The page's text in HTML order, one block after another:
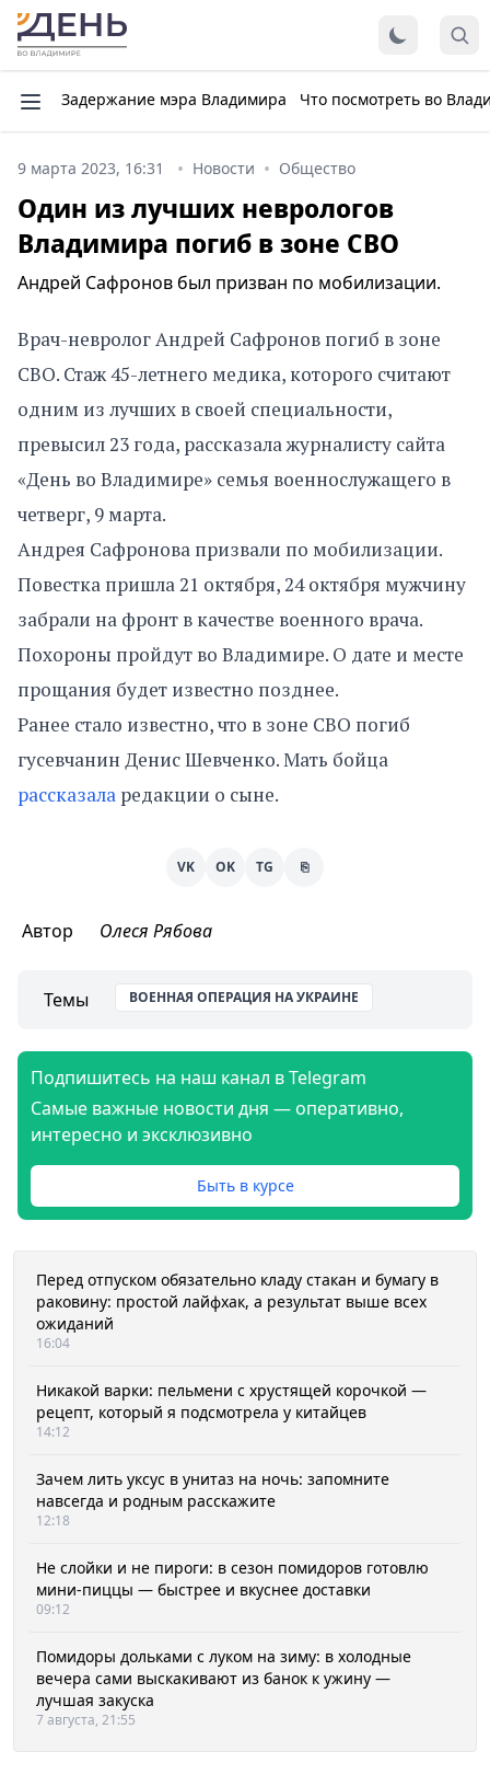
Задержание мэра Владимира Что посмотреть во
9 марта 2023, 16:31 Новости Общество
Один из лучших неврологов
Владимира погиб в зоне СВО
Андрей Сафронов был призван по мобилизации.
Врач-невролог Андрей Сафронов погиб в зоне
СВО. Стаж 45-летнего медика, которого считают
одним из лучших в своей специальности,
превысил 23 года, рассказала журналисту сайта
«День во Владимире» семья военнослужащего в
четверг, 9 марта.
Андрея Сафронова призвали по мобилизации.
Повестка пришла 21 октября, 24 октября мужчину
забрали на фронт в качестве военного врача.
Похороны пройдут во Владимире. О дате и месте
прощания будет известно позднее.
Ранее стало известно, что в зоне СВО погиб
гусевчанин Денис Шевченко. Мать бойца
рассказала редакции о сыне.
VK OK TG ⎘
Автор Олеся Рябова
Темы ВОЕННАЯ ОПЕРАЦИЯ НА УКРАИНЕ
Подпишитесь на наш канал в Telegram
Самые важные новости дня — оперативно,
интересно и эксклюзивно
Быть в курсе
Перед отпуском обязательно кладу стакан и бумагу в
раковину: простой лайфхак, а результат выше всех
ожиданий
16:04
Никакой варки: пельмени с хрустящей корочкой —
рецепт, который я подсмотрела у китайцев
14:12
Зачем лить уксус в унитаз на ночь: запомните
навсегда и родным расскажите
12:18
Не слойки и не пироги: в сезон помидоров готовлю
мини-пиццы — быстрее и вкуснее доставки
09:12
Помидоры дольками с луком на зиму: в холодные
вечера сами выскакивают из банок к ужину —
лучшая закуска
7 августа, 21:55